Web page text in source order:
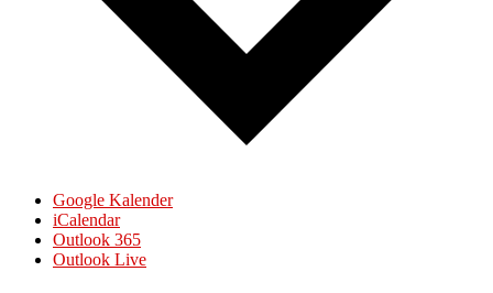
Google Kalender
iCalendar
Outlook 365
Outlook Live